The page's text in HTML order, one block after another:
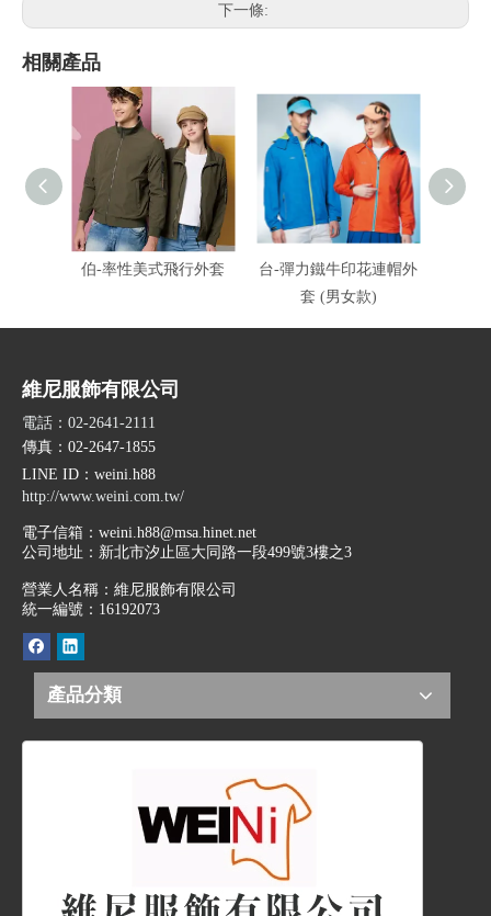
下一條:
相關產品
伯-率性美式飛行外套
台-彈力鐵牛印花連帽外
套 (男女款)
維尼服飾有限公司
電話：02-2641-2111
傳真：02-2647-1855
LINE ID ：weini.h88
http://www.weini.com.tw/
電子信箱： weini.h88@msa.hinet.net
公司地址： 新北市汐止區大同路一段499號3樓之3
營業人名稱：維尼服飾有限公司
統一編號：16192073
產品分類